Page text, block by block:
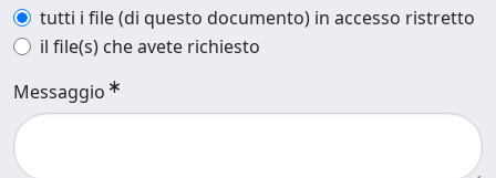
tutti i file (di questo documento) in accesso ristretto
il file(s) che avete richiesto
Messaggio